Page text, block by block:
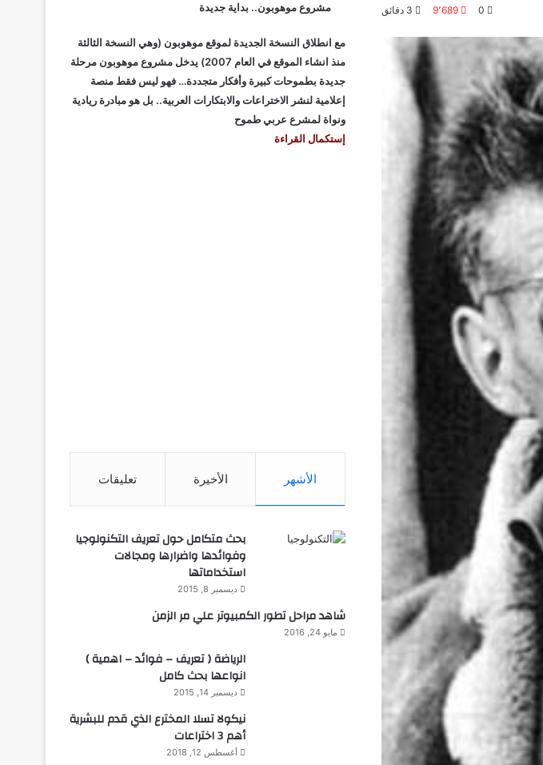
0 9٬689 مشروع موهوبون.. بداية جديدة
مع انطلاق النسخة الجديدة لموقع موهوبون (وهي النسخة الثالثة
منذ انشاء الموقع في العام 2007) يدخل مشروع موهوبون مرحلة
جديدة بطموحات كبيرة وأفكار متجددة… فهو ليس فقط منصة
إعلامية لنشر الاختراعات والابتكارات العربية.. بل هو مبادرة ريادية
ونواة لمشرع عربي طموح
إستكمال القراءة
الأشهر الأخيرة تعليقات
بحث متكامل حول تعريف التكنولوجيا
وفوائدها واضرارها ومجالات
استخداماتها
ديسمبر 8, 2015
شاهد مراحل تطور الكمبيوتر علي مر الزمن
مايو 24, 2016
الرياضة ( تعريف – فوائد – اهمية )
انواعها بحث كامل
ديسمبر 14, 2015
نيكولا تسلا المخترع الذي قدم للبشرية
أهم 3 اختراعات
أغسطس 12, 2018